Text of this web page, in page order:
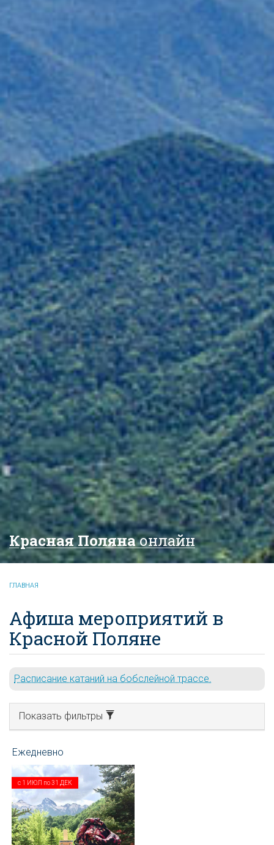
Красная Полянаонлайн
ГЛАВНАЯ
Афиша мероприятий в
Красной Поляне
Расписание катаний на бобслейной трассе.
Показать фильтры
с 1 ИЮЛ по31 ДЕК